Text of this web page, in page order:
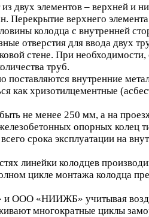
двух элементов – верхней и
Перекрытие верхнего
колодца с внутренней
отверстия для ввода двух
стене. При
труб.
поставляются внутренние
как хризотилцементные
быть не менее 250 мм, а на
опорных
срока эксплуатации на
линейки колодцев
цикле монтажа колодца
«НИИЖБ» учитывая
многократные циклы